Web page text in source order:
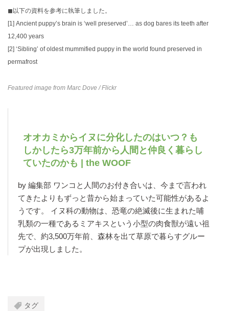
◼︎以下の資料を参考に執筆しました。
[1] Ancient puppy’s brain is ‘well preserved’… as dog bares its teeth after
12,400 years
[2] ‘Sibling’ of oldest mummified puppy in the world found preserved in
permafrost
Featured image from Marc Dove / Flickr
オオカミからイヌに分化したのはいつ？も
しかしたら3万年前から人間と仲良く暮らし
ていたのかも | the WOOF
by 編集部 ワンコと人間のお付き合いは、今まで言われ
てきたよりもずっと昔から始まっていた可能性があるよ
うです。 イヌ科の動物は、恐竜の絶滅後に生まれた哺
乳類の一種であるミアキスという小型の肉食獣が遠い祖
先で、約3,500万年前、森林を出て草原で暮らすグルー
プが出現しました。
タグ